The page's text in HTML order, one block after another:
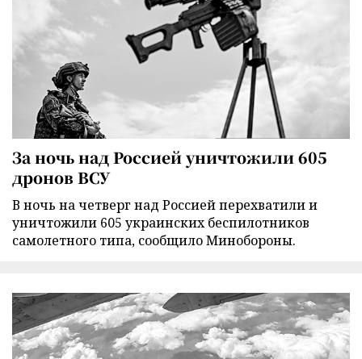
За ночь над Россией уничтожили 605
дронов ВСУ
В ночь на четверг над Россией перехватили и
уничтожили 605 украинских беспилотников
самолетного типа, сообщило Минобороны.